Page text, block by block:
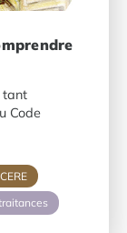
tant
Code